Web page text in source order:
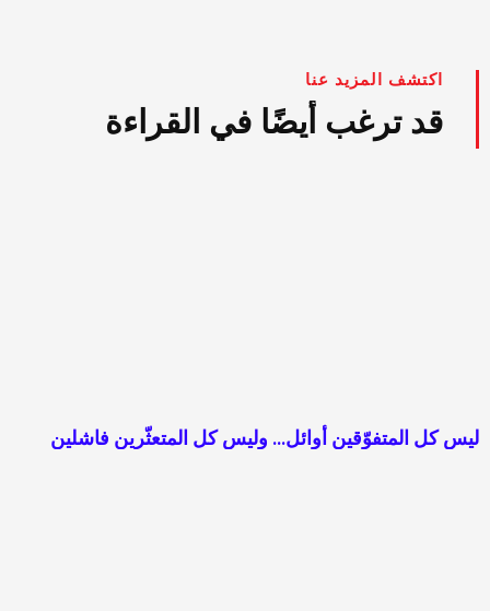
اكتشف المزيد عنا
قد ترغب أيضًا في القراءة
ليس كل المتفوّقين أوائل… وليس كل المتعثّرين فاشلين